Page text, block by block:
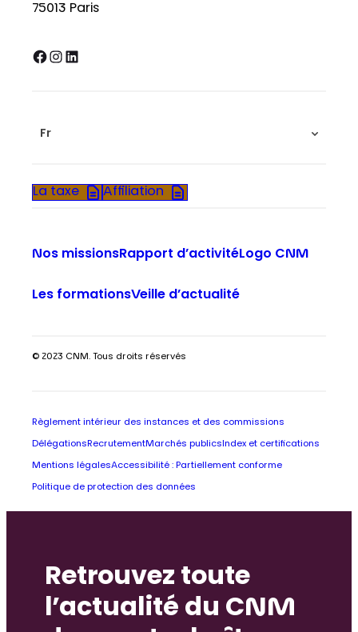
75013 Paris
Facebook InstagramLinkedIn
Fr
La taxe Affiliation
Nos missionsRapport d’activitéLogo CNM
Les formationsVeille d’actualité
© 2023 CNM. Tous droits réservés
Règlement intérieur des instances et des commissions
Délégations RecrutementMarchés publics Index et certifications
Mentions légalesAccessibilité : Partiellement conforme
Politique de protection des données
Retrouvez toute
l’actualité du CNM